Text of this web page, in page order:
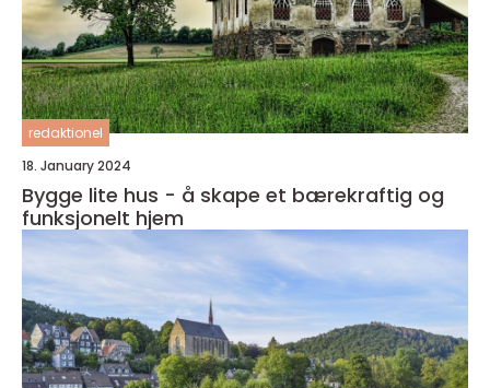
redaktionel
18. January 2024
Bygge lite hus - å skape et bærekraftig og
funksjonelt hjem